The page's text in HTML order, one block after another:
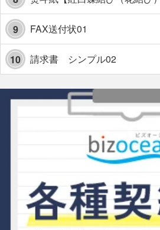
9 FAX送付状01
10 請求書 シンプル02